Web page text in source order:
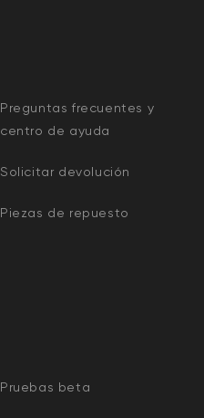
Preguntas frecuentes y
centro de ayuda
Solicitar devolución
Piezas de repuesto
Pruebas beta